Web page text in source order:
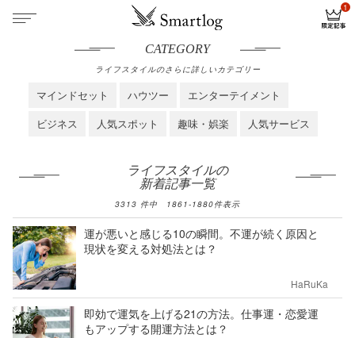
CATEGORY
ライフスタイルのさらに詳しいカテゴリー
マインドセット ハウツー
エンターテイメント
ビジネス
人気スポット 趣味・娯楽 人気サービス
ライフスタイルの
新着記事一覧
3313 件中 1861-1880件表示
運が悪いと感じる10の瞬間。不運が続く原因と
現状を変える対処法とは？
HaRuKa
即効で運気を上げる21の方法。仕事運・恋愛運
もアップする開運方法とは？